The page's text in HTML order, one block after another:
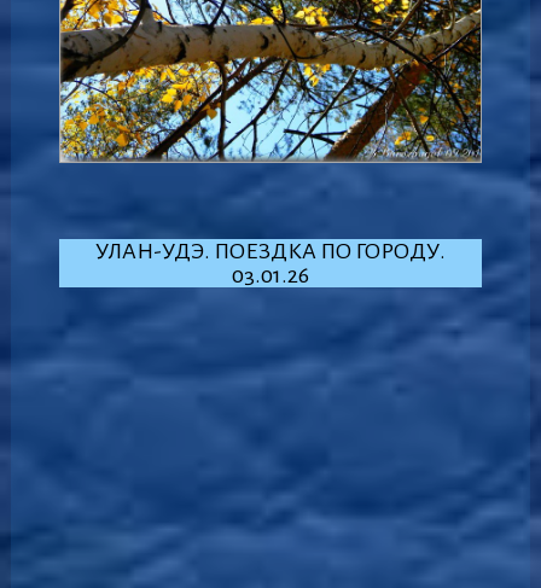
УЛАН-УДЭ. ПОЕЗДКА ПО ГОРОДУ.
03.01.26